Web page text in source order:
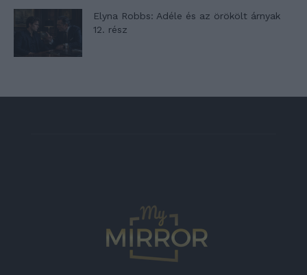
Elyna Robbs: Adéle és az örökölt árnyak
12. rész